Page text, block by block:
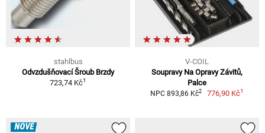
stahlbus
Odvzdušňovací Šroub Brzdy
723,74 Kč1
V-COIL
Soupravy Na Opravy Závitů,
Palce
NPC 893,86 Kč2 776,90 Kč1
NOVÉ